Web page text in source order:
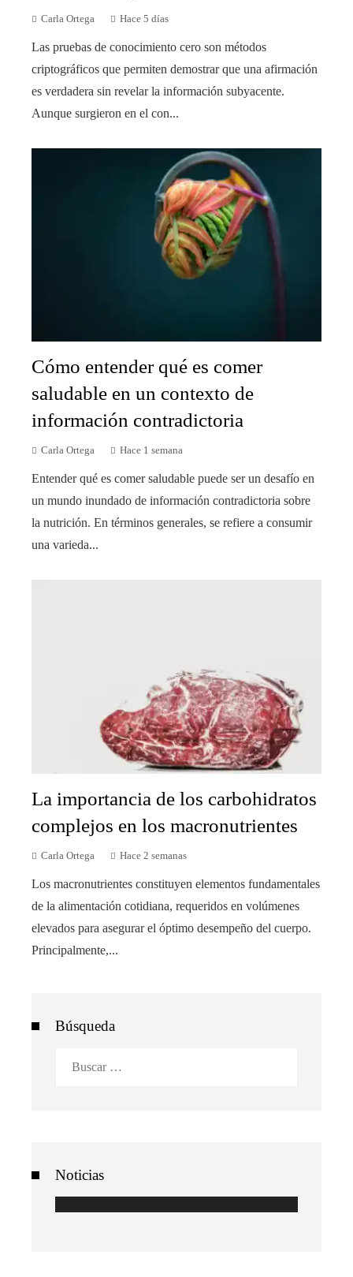
Carla Ortega Hace 5 días
Las pruebas de conocimiento cero son métodos
criptográficos que permiten demostrar que una afirmación
es verdadera sin revelar la información subyacente.
Aunque surgieron en el con...
Cómo entender qué es comer
saludable en un contexto de
información contradictoria
Carla Ortega Hace 1 semana
Entender qué es comer saludable puede ser un desafío en
un mundo inundado de información contradictoria sobre
la nutrición. En términos generales, se refiere a consumir
una varieda...
La importancia de los carbohidratos
complejos en los macronutrientes
Carla Ortega Hace 2 semanas
Los macronutrientes constituyen elementos fundamentales
de la alimentación cotidiana, requeridos en volúmenes
elevados para asegurar el óptimo desempeño del cuerpo.
Principalmente,...
Búsqueda
Noticias